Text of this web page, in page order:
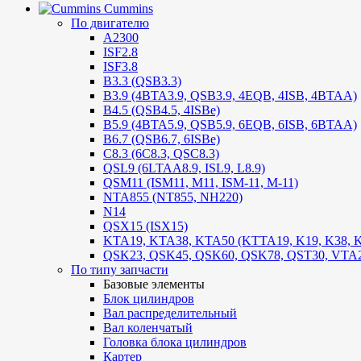
Cummins
По двигателю
A2300
ISF2.8
ISF3.8
B3.3 (QSB3.3)
B3.9 (4BTA3.9, QSB3.9, 4EQB, 4ISB, 4BTAA)
B4.5 (QSB4.5, 4ISBe)
B5.9 (4BTA5.9, QSB5.9, 6EQB, 6ISB, 6BTAA)
B6.7 (QSB6.7, 6ISBe)
C8.3 (6C8.3, QSC8.3)
QSL9 (6LTAA8.9, ISL9, L8.9)
QSM11 (ISM11, M11, ISM-11, M-11)
NTA855 (NT855, NH220)
N14
QSX15 (ISX15)
KTA19, KTA38, KTA50 (KTTA19, K19, K38,
QSK23, QSK45, QSK60, QSK78, QST30,
По типу запчасти
Базовые элементы
Блок цилиндров
Вал распределительный
Вал коленчатый
Головка блока цилиндров
Картер